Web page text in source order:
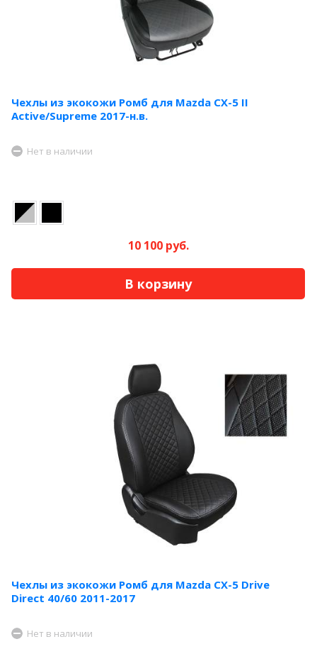
Чехлы из экокожи Ромб для Mazda CX-5 II
Active/Supreme 2017-н.в.
Нет в наличии
10 100 руб.
В корзину
Чехлы из экокожи Ромб для Mazda CX-5 Drive
Direct 40/60 2011-2017
Нет в наличии